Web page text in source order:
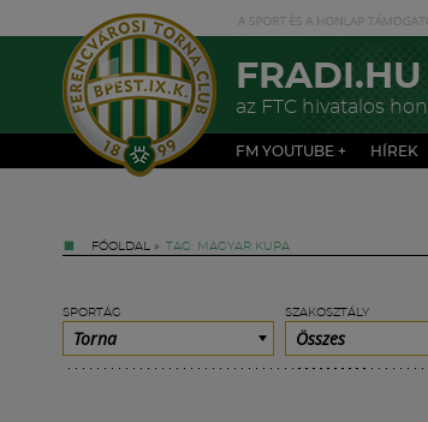
FRADI.HU
az FTC hivatalos
FM YOUTUBE + HÍREK
FŐOLDAL » TAG: MAGYAR KUPA
SPORTÁG
Torna
SZAKOSZTÁLY
Összes